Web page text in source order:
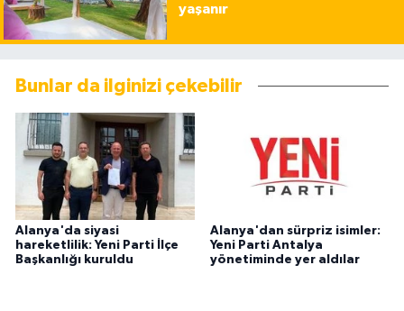
yaşanır
Bunlar da ilginizi çekebilir
Alanya'da siyasi
hareketlilik: Yeni Parti İlçe
Başkanlığı kuruldu
Alanya'dan sürpriz isimler:
Yeni Parti Antalya
yönetiminde yer aldılar